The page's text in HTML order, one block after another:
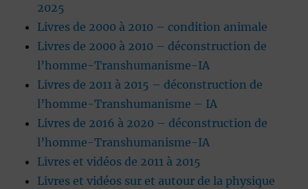
2025
Livres de 2000 à 2010 – condition animale
Livres de 2000 à 2010 – déconstruction de
l’homme-Transhumanisme-IA
Livres de 2011 à 2015 – déconstruction de
l’homme-Transhumanisme – IA
Livres de 2016 à 2020 – déconstruction de
l’homme-Transhumanisme-IA
Livres et vidéos de 2011 à 2015
Livres et vidéos sur et autour de la physique